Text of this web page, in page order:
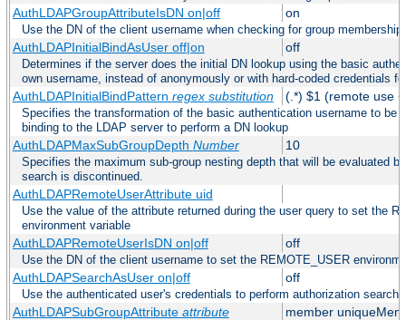
AuthLDAPGroupAttributeIsDN on|off on
Use the DN of the client username when checking for group membership
AuthLDAPInitialBindAsUser off|on off
Determines if the server does the initial DN lookup using the basic
own username, instead of anonymously or with hard-coded credentials
AuthLDAPInitialBindPattern regex substitution (.*) $1 (remote use +
Specifies the transformation of the basic authentication username to be
binding to the LDAP server to perform a DN lookup
AuthLDAPMaxSubGroupDepth Number 10
Specifies the maximum sub-group nesting depth that will be evaluated
search is discontinued.
AuthLDAPRemoteUserAttribute uid
Use the value of the attribute returned during the user query to set the
environment variable
AuthLDAPRemoteUserIsDN on|off off
Use the DN of the client username to set the REMOTE_USER
AuthLDAPSearchAsUser on|off off
Use the authenticated user's credentials to perform authorization
AuthLDAPSubGroupAttribute attribute member